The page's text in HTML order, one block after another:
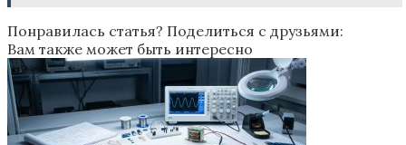
Понравилась статья? Поделиться с друзьями:
Вам также может быть интересно